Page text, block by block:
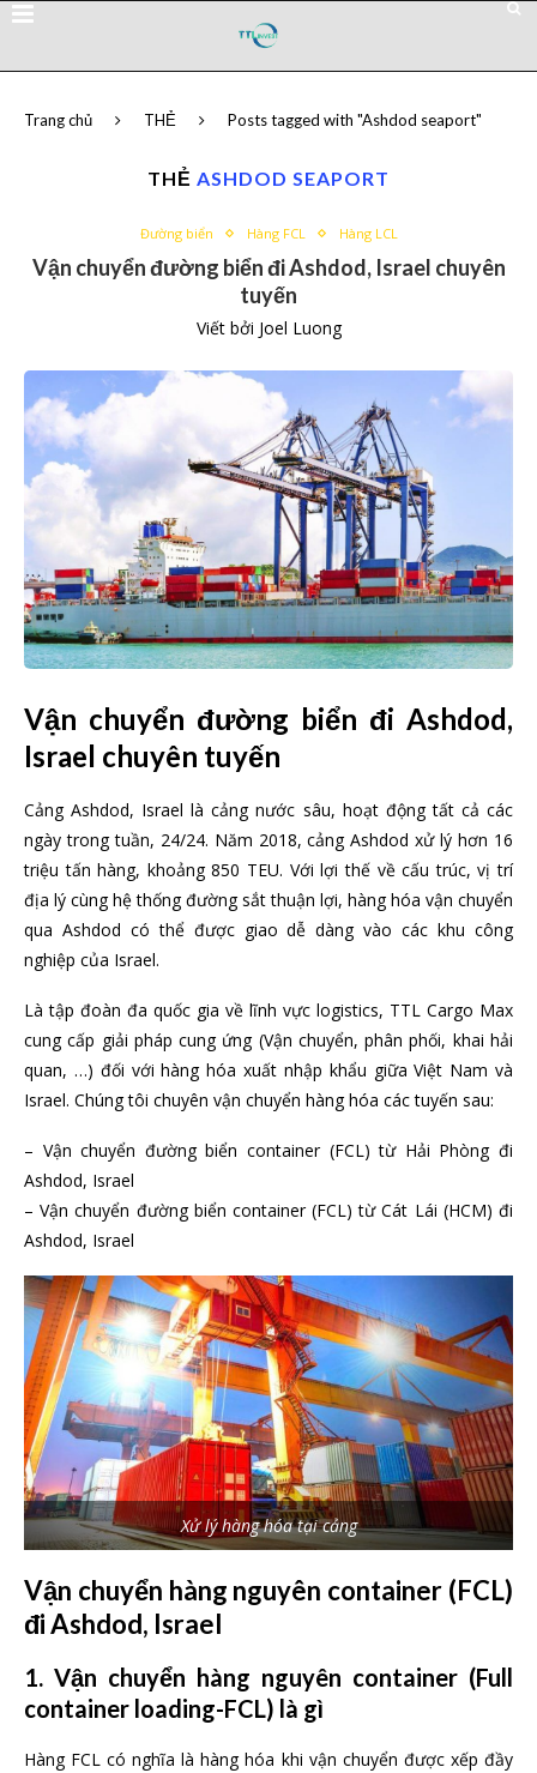
Trang chủ THẺ Posts tagged with "Ashdod seaport"
THẺ ASHDOD SEAPORT
Đường biển Hàng FCL Hàng LCL
Vận chuyển đường biển đi Ashdod, Israel chuyên
tuyến
Viết bởi Joel Luong
Vận chuyển đường biển đi Ashdod,
Israel chuyên tuyến
Cảng Ashdod, Israel là cảng nước sâu, hoạt động tất cả các
ngày trong tuần, 24/24. Năm 2018, cảng Ashdod xử lý hơn 16
triệu tấn hàng, khoảng 850 TEU. Với lợi thế về cấu trúc, vị trí
địa lý cùng hệ thống đường sắt thuận lợi, hàng hóa vận chuyển
qua Ashdod có thể được giao dễ dàng vào các khu công
nghiệp của Israel.
Là tập đoàn đa quốc gia về lĩnh vực logistics, TTL Cargo Max
cung cấp giải pháp cung ứng (Vận chuyển, phân phối, khai hải
quan, …) đối với hàng hóa xuất nhập khẩu giữa Việt Nam và
Israel. Chúng tôi chuyên vận chuyển hàng hóa các tuyến sau:
– Vận chuyển đường biển container (FCL) từ Hải Phòng đi
Ashdod, Israel
– Vận chuyển đường biển container (FCL) từ Cát Lái (HCM) đi
Ashdod, Israel
Xử lý hàng hóa tại cảng
Vận chuyển hàng nguyên container (FCL)
đi Ashdod, Israel
1. Vận chuyển hàng nguyên container (Full
container loading-FCL) là gì
Hàng FCL có nghĩa là hàng hóa khi vận chuyển được xếp đầy